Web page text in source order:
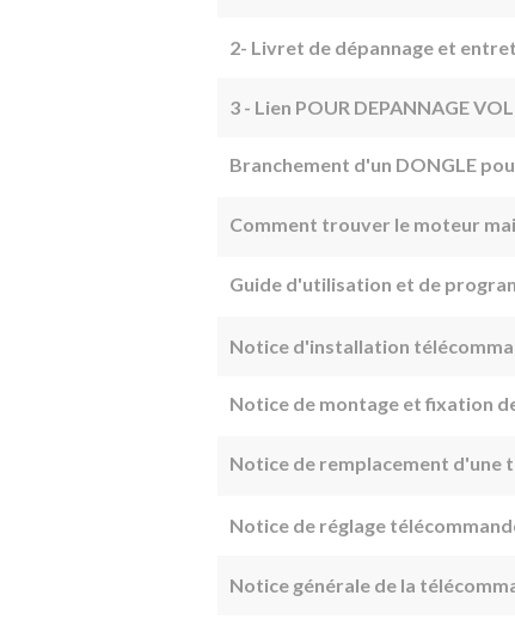
2- Livret de dépannage et
3 - Lien POUR DEPANNAGE
Branchement d'un DONGLE
Comment trouver le moteur
Guide d'utilisation et de
Notice d'installation
Notice de montage et fixation
Notice de remplacement d'une
Notice de réglage
Notice générale de la